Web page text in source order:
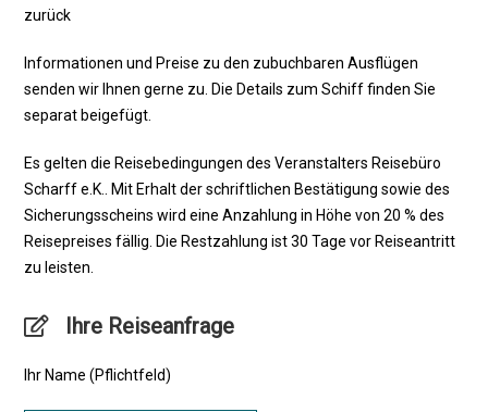
zurück
Informationen und Preise zu den zubuchbaren Ausflügen
senden wir Ihnen gerne zu. Die Details zum Schiff finden Sie
separat beigefügt.
Es gelten die Reisebedingungen des Veranstalters Reisebüro
Scharff e.K.. Mit Erhalt der schriftlichen Bestätigung sowie des
Sicherungsscheins wird eine Anzahlung in Höhe von 20 % des
Reisepreises fällig. Die Restzahlung ist 30 Tage vor Reiseantritt
zu leisten.
Ihre Reiseanfrage
Ihr Name (Pflichtfeld)